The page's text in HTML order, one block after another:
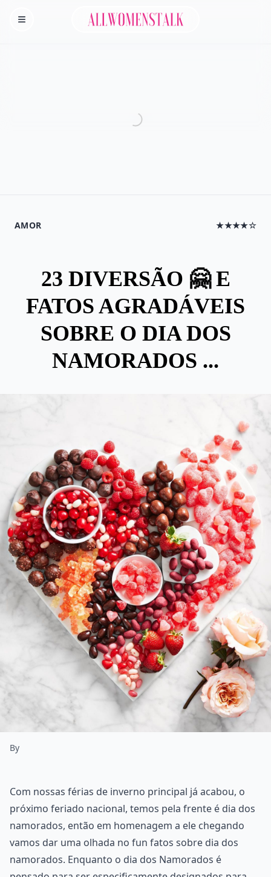
Homepage
Allwomenstalk
AMOR ★★★★☆
23 DIVERSÃO 🤗 E
FATOS AGRADÁVEIS
SOBRE O DIA DOS
NAMORADOS ...
By
Com nossas férias de inverno principal já acabou, o
próximo feriado nacional, temos pela frente é dia dos
namorados, então em homenagem a ele chegando
vamos dar uma olhada no fun fatos sobre dia dos
namorados. Enquanto o dia dos Namorados é